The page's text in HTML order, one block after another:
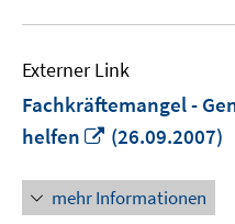
Externer Link
Fachkräftemangel -
helfen
In
Fenster
öffnen
(26.09.2007)
mehr Informationen